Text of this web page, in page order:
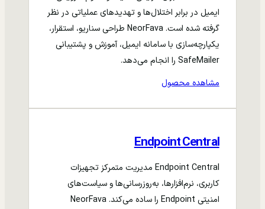
ایمیل در برابر اختلال‌ها و تهدیدهای عملیاتی در نظر
گرفته شده است. NeorFava طراحی سناریو، استقرار،
یکپارچه‌سازی با سامانه ایمیل، آموزش و پشتیبانی
SafeMailer را انجام می‌دهد.
مشاهده محصول
Endpoint Central
Endpoint Central مدیریت متمرکز تجهیزات
کاربری، نرم‌افزارها، به‌روزرسانی‌ها و سیاست‌های
امنیتی Endpoint را ساده می‌کند. NeorFava